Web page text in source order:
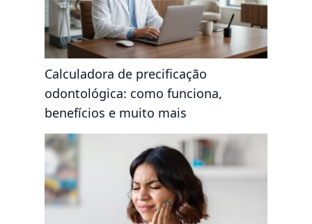
Calculadora de precificação
odontológica: como funciona,
benefícios e muito mais